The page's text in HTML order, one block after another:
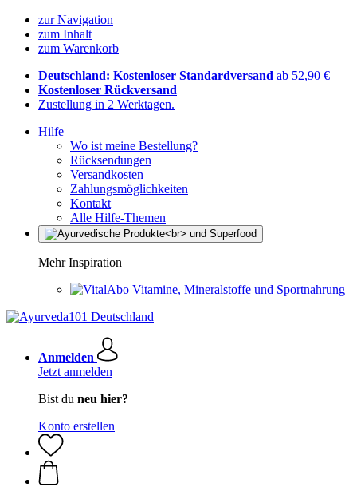
zur Navigation
zum Inhalt
zum Warenkorb
Deutschland: Kostenloser Standardversand ab 52,90 €
Kostenloser Rückversand
Zustellung in 2 Werktagen.
Hilfe
Wo ist meine Bestellung?
Rücksendungen
Versandkosten
Zahlungsmöglichkeiten
Kontakt
Alle Hilfe-Themen
Mehr Inspiration
Vitamine, Mineralstoffe und Sportnahrung
Anmelden
Jetzt anmelden
Bist du neu hier?
Konto erstellen